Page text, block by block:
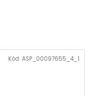
Kód: ASP_00097655_4_1